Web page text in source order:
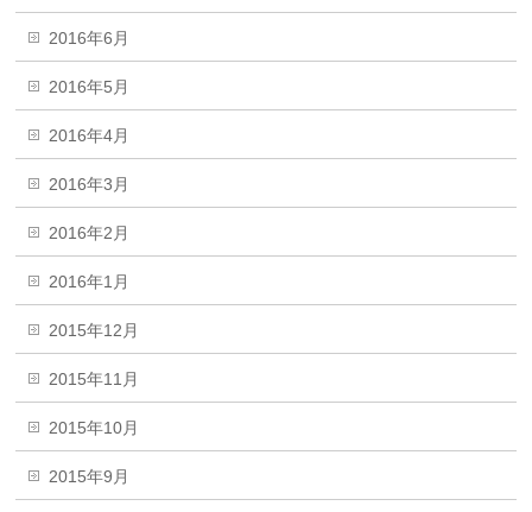
2016年6月
2016年5月
2016年4月
2016年3月
2016年2月
2016年1月
2015年12月
2015年11月
2015年10月
2015年9月